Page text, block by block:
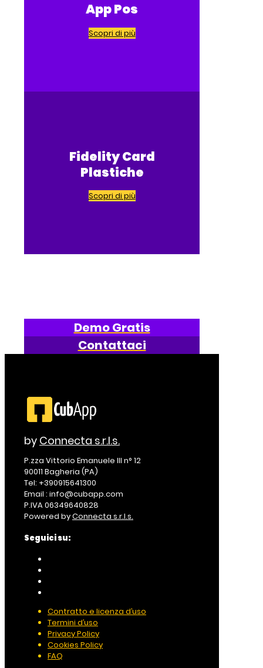
App Pos
Scopri di più
Fidelity Card
Plastiche
Scopri di più
Demo Gratis
Contattaci
by Connecta s.r.l.s.
P.zza Vittorio Emanuele III n° 12
90011 Bagheria (PA)
Tel: +390915641300
Email : info@cubapp.com
P.IVA 06349640828
Powered byConnecta s.r.l.s.
Seguici su:
Contratto e licenza d’uso
Termini d’uso
Privacy Policy
Cookies Policy
FAQ